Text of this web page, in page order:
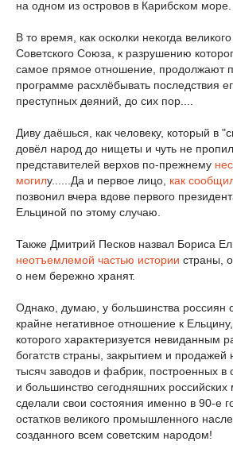
на одном из островов в Карибском море.
В то время, как осколки некогда
Советского Союза, к разрушению
самое прямое отношение, продолжают
программе расхлёбывать последствия
преступных деяний, до сих пор....
Диву даёшься, как человеку, который в
довёл народ до нищеты и чуть не
представителей верхов по-прежнему
могилу......Да и первое лицо, как
позвонил вчера вдове первого
Ельциной по этому случаю.
Также Дмитрий Песков назвал Бориса
неотъемлемой частью истории страны,
о нем бережно хранят.
Однако, думаю, у большинства россиян
крайне негативное отношение к
которого характеризуется невиданным
богатств страны, закрытием и
тысяч заводов и фабрик, построенных в
и большинство сегодняшних
сделали свои состояния именно в 90-е
остатков великого промышленного
созданного всем советским народом!